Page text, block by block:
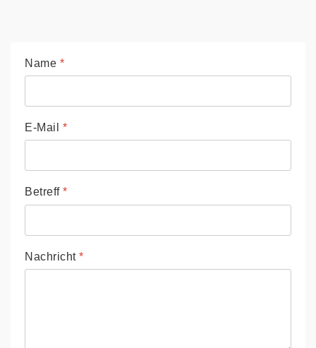
Name *
E-Mail *
Betreff *
Nachricht *